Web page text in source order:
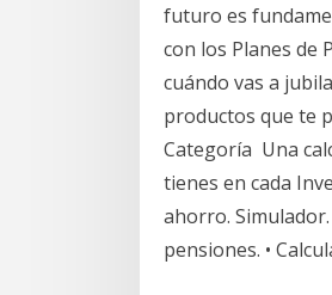
futuro es
con los Planes de
cuándo vas a
productos que te
Categoría Una
tienes en cada
ahorro.
pensiones. •